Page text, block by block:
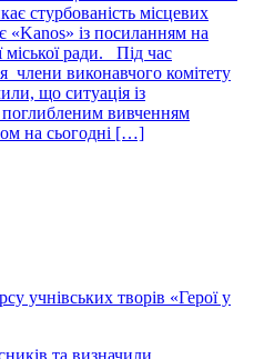
стурбованість місцевих
«Kanos» із посиланням на
міської ради. Під час
члени виконавчого комітету
що ситуація із
вивченням
на сьогодні […]
учнівських творів «Герої у
та визначили